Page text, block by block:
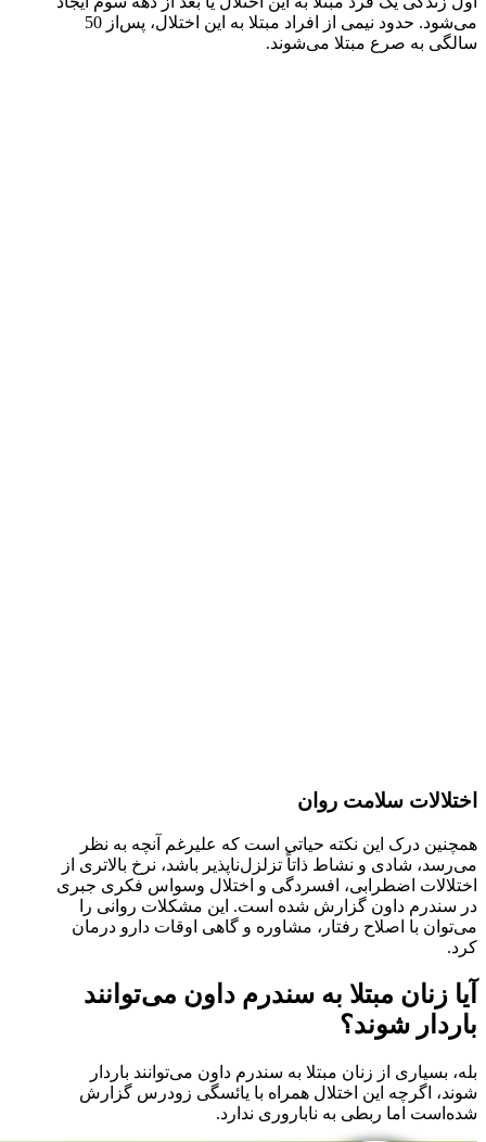
می‌شود. حدود نیمی از افراد مبتلا به این اختلال، پس‌از 50
سالگی به صرع مبتلا می‌شوند.
اختلالات سلامت روان
همچنین درک این نکته حیاتی است که علیرغم آنچه به نظر
می‌رسد، شادی و نشاط ذاتاً تزلزل‌ناپذیر باشد، نرخ بالاتری از
اختلالات اضطرابی، افسردگی و اختلال وسواس فکری جبری
در سندرم داون گزارش شده است. این مشکلات روانی را
می‌توان با اصلاح رفتار، مشاوره و گاهی اوقات دارو درمان
کرد.
آیا زنان مبتلا به سندرم داون می‌توانند
باردار شوند؟
بله، بسیاری از زنان مبتلا به سندرم داون می‌توانند باردار
شوند، اگرچه این اختلال همراه با یائسگی زودرس گزارش
شده‌است اما ربطی به ناباروری ندارد.